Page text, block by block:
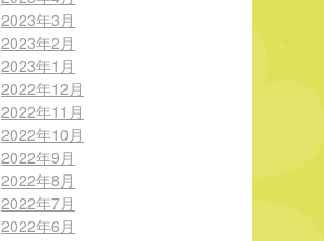
2023年3月
2023年2月
2023年1月
2022年12月
2022年11月
2022年10月
2022年9月
2022年8月
2022年7月
2022年6月